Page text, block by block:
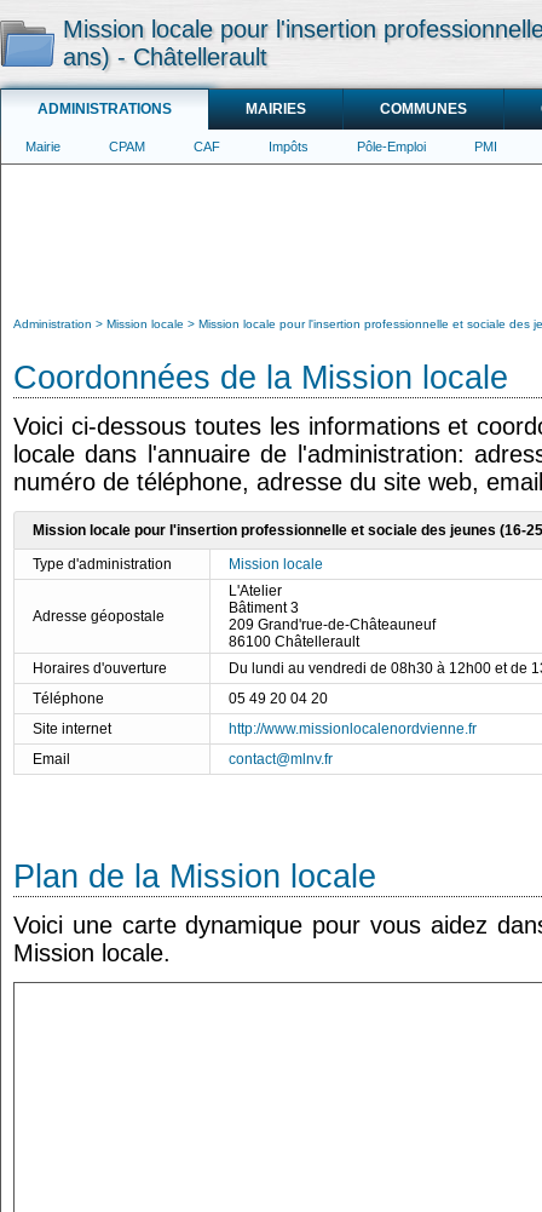
Mission locale pour l'insertion
ans) - Châtellerault
ADMINISTRATIONS MAIRIES COMMUNES
Mairie CPAM CAF Impôts Pôle-Emploi PMI
Administration Mission locale Mission locale pour l'insertion professionnelle et sociale des
Coordonnées de la Mission locale
Voici ci-dessous toutes les informations et
locale dans l'annuaire de l'administration:
numéro de téléphone, adresse du site web,
Mission locale pour l'insertion professionnelle et sociale des jeunes (16-
Type d'administration
Mission locale
Adresse géopostale
L'Atelier
Bâtiment 3
209 Grand'rue-de-Châteauneuf
86100 Châtellerault
Horaires d'ouverture
Du lundi au vendredi de 08h30 à 12h00 et de
Téléphone
05 49 20 04 20
Site internet
http://www.missionlocalenordvienne.fr
Email
contact@mlnv.fr
Plan de la Mission locale
Voici une carte dynamique pour vous aidez
Mission locale.